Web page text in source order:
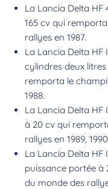
La Lancia Delta
165 cv qui
rallyes en 1987.
La Lancia Delta HF
cylindres deux
remporta le
1988.
La Lancia Delta HF
à 20 cv qui
rallyes en 1989,
La Lancia Delta HF
puissance portée
du monde des